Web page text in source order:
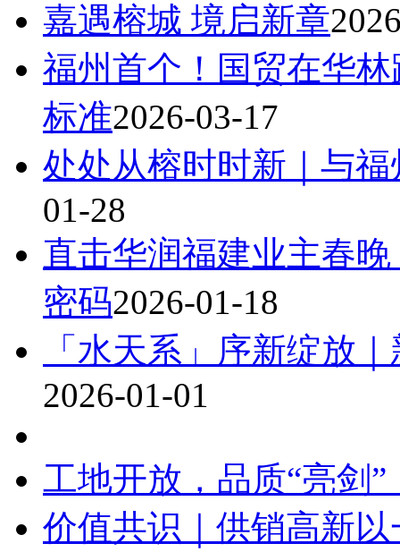
嘉遇榕城 境启新章
福州首个！国贸在华
标准2026-03-17
处处从榕时时新｜与
01-28
直击华润福建业主春
密码2026-01-18
「水天系」序新绽放
2026-01-01
工地开放，品质“亮剑”
价值共识｜供销高新